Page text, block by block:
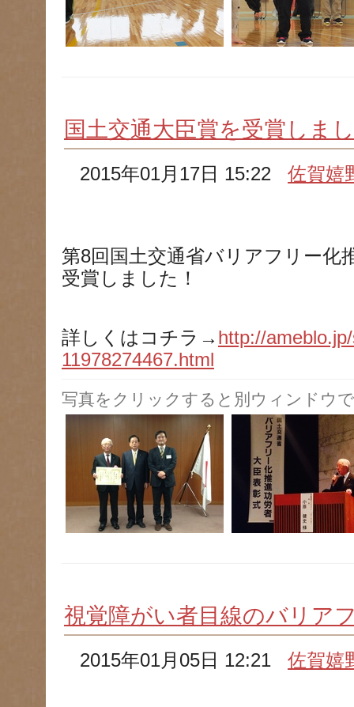
国土交通大臣賞を受賞しま
2015年01月17日 15:22佐賀嬉
第8回国土交通省バリアフリー化
受賞しました！
詳しくはコチラ→ http://
11978274467.html
写真をクリックすると別ウィンドウ
視覚障がい者目線のバリア
2015年01月05日 12:21佐賀嬉